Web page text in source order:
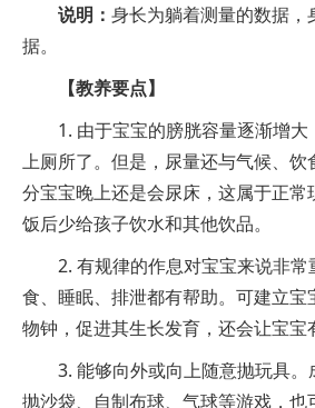
说明： 身长为躺着测量的数据，
据。
【教养要点】
1. 由于宝宝的膀胱容量逐渐增
上厕所了。但是，尿量还与气候、饮
分宝宝晚上还是会尿床，这属于正常
饭后少给孩子饮水和其他饮品。
2. 有规律的作息对宝宝来说非
食、睡眠、排泄都有帮助。可建立宝
物钟，促进其生长发育，还会让宝宝
3. 能够向外或向上随意抛玩具
抛沙袋、自制布球、气球等游戏，也